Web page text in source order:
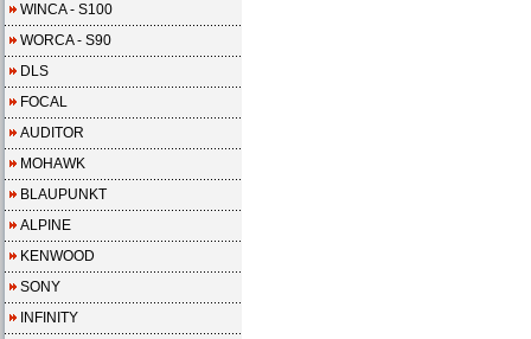
WINCA - S100
WORCA - S90
DLS
FOCAL
AUDITOR
MOHAWK
BLAUPUNKT
ALPINE
KENWOOD
SONY
INFINITY